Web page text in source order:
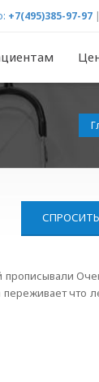
+7(495)385-97-97 |
прописывали
что